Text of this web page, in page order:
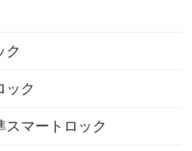
ク
ック
スマートロック